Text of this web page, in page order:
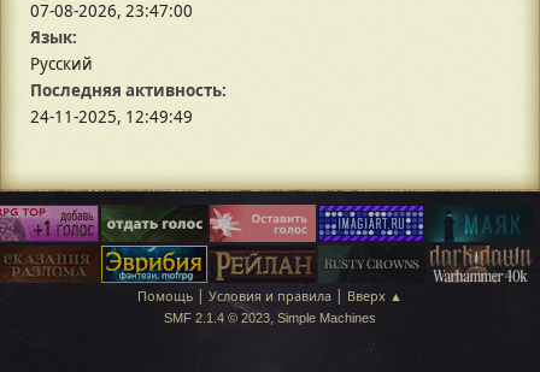
07-08-2026, 23:47:00
Язык:
Русский
Последняя активность:
24-11-2025, 12:49:49
Помощь | Условия и правила | Вверх ▲
SMF 2.1.4 © 2023, Simple Machines